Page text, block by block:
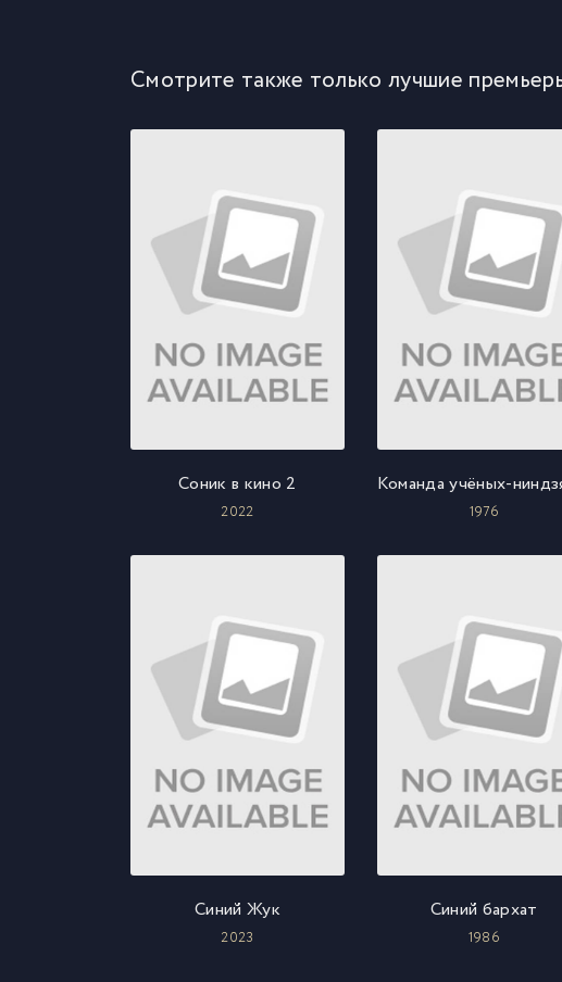
Смотрите также только лучшие
Соник в кино 2
2022 1976
Синий Жук
2023
Синий бархат
1986